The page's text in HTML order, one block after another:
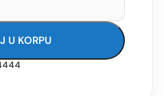
U KORPU